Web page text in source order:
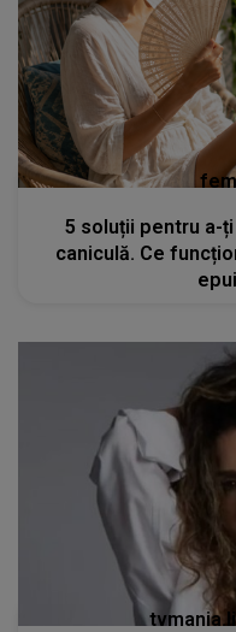
5 soluții pentru a-
caniculă. Ce